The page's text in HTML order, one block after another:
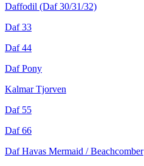
Daffodil (Daf 30/31/32)
Daf 33
Daf 44
Daf Pony
Kalmar Tjorven
Daf 55
Daf 66
Daf Havas Mermaid / Beachcomber